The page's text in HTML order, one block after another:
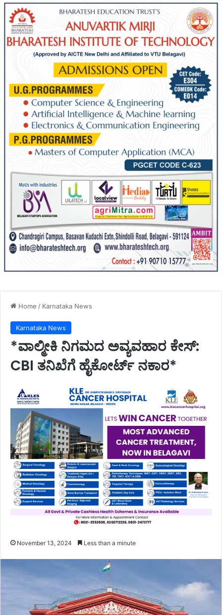
Home / Karnataka News
Karnataka News
*ವಾಲ್ಮೀಕಿ ನಿಗಮದ ಅವ್ಯವಹಾರ ಕೇಸ್:
CBI ತನಿಖೆಗೆ ಹೈಕೋರ್ಟ್ ನಕಾರ*
November 13, 2024 Less than a minute